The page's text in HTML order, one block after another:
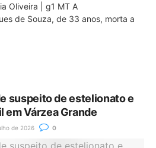
Oliveira | g1 MT A
de Souza, de 33 anos, morta a
suspeito de estelionato e
em Várzea Grande
de 2026 0